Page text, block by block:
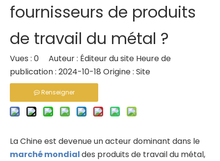
fournisseurs de produits
de travail du métal ?
Vues : 0 Auteur : Éditeur du site Heure de
publication : 2024-10-18 Origine : Site
Renseigner
La Chine est devenue un acteur dominant dans le
marché mondialdes produits de travail du métal,